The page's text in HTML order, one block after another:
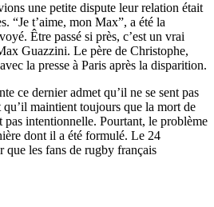
une petite dispute leur relation était
“Je t’aime, mon Max”, a été la
Être passé si près, c’est un vrai
Guazzini. Le père de Christophe,
la presse à Paris après la disparition.
ce dernier admet qu’il ne se sent pas
qu’il maintient toujours que la mort de
pas intentionnelle. Pourtant, le problème
dont il a été formulé. Le 24
que les fans de rugby français